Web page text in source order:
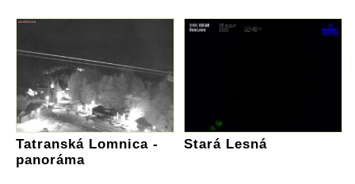
Tatranská Lomnica -
panoráma
Stará Lesná